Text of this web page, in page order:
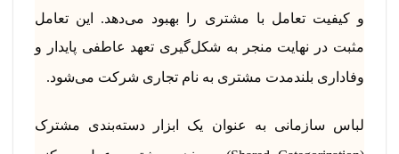
و کیفیت تعامل با مشتری را بهبود می‌دهد. این تعامل
مثبت در نهایت منجر به شکل‌گیری تعهد عاطفی پایدار و
وفاداری بلندمدت مشتری به نام تجاری شرکت می‌شود.
لباس سازمانی به عنوان یک ابزار دسته‌بندی مشترک